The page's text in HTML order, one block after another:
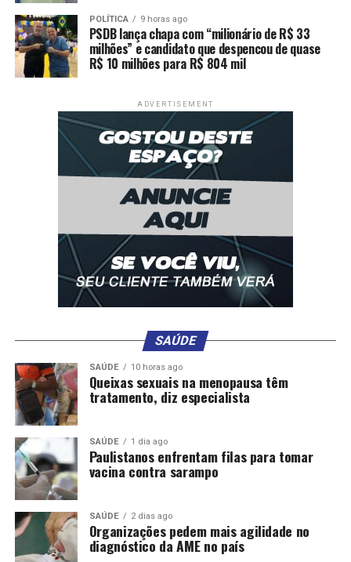
RELATED TOPICS: CIDADES DESTAQUE NOTA
PESAR
VÁRZEA
VARZEAGRANDE
VÁRZEAGRANDENSE
VÁRZEAGRANDENSES
VG
Primeiro-cavalheiro comemora 55 anos ao lado de
amigos e da esposa, prefeita Flávia Moretti
DON'T MISS
Unidades de Saúde do Maringá e da Manga promovem
ações de vacinação neste final de semana
POLÍTICA 9 horas ago
PSDB lança chapa com “milionário de R$ 33
milhões” e candidato que despencou de quase
R$ 10 milhões para R$ 804 mil
ADVERTISEMENT
SAÚDE
SAÚDE 10 horas ago
Queixas sexuais na menopausa têm
tratamento, diz especialista
SAÚDE 1 dia ago
Paulistanos enfrentam filas para tomar
vacina contra sarampo
SAÚDE 2 dias ago
Organizações pedem mais agilidade no
diagnóstico da AME no país